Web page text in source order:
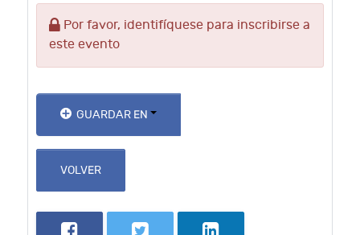
Por favor, identifíquese para inscribirse a
este evento
GUARDAR EN
VOLVER